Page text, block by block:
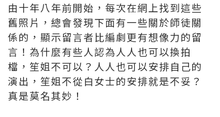
由十年八年前開始，每次在網上找到這些
舊照片，總會發現下面有一些關於師徒關
係的，顯示留言者比編劇更有想像力的留
言！為什麼有些人認為人人也可以換拍
檔，笙姐不可以？人人也可以安排自己的
演出，笙姐不從白女士的安排就是不妥？
真是莫名其妙！ ​​​